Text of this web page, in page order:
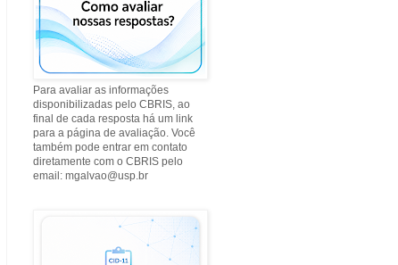
Para avaliar as informações
disponibilizadas pelo CBRIS, ao
final de cada resposta há um link
para a página de avaliação. Você
também pode entrar em contato
diretamente com o CBRIS pelo
email: mgalvao@usp.br